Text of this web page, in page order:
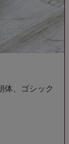
体、ゴシック